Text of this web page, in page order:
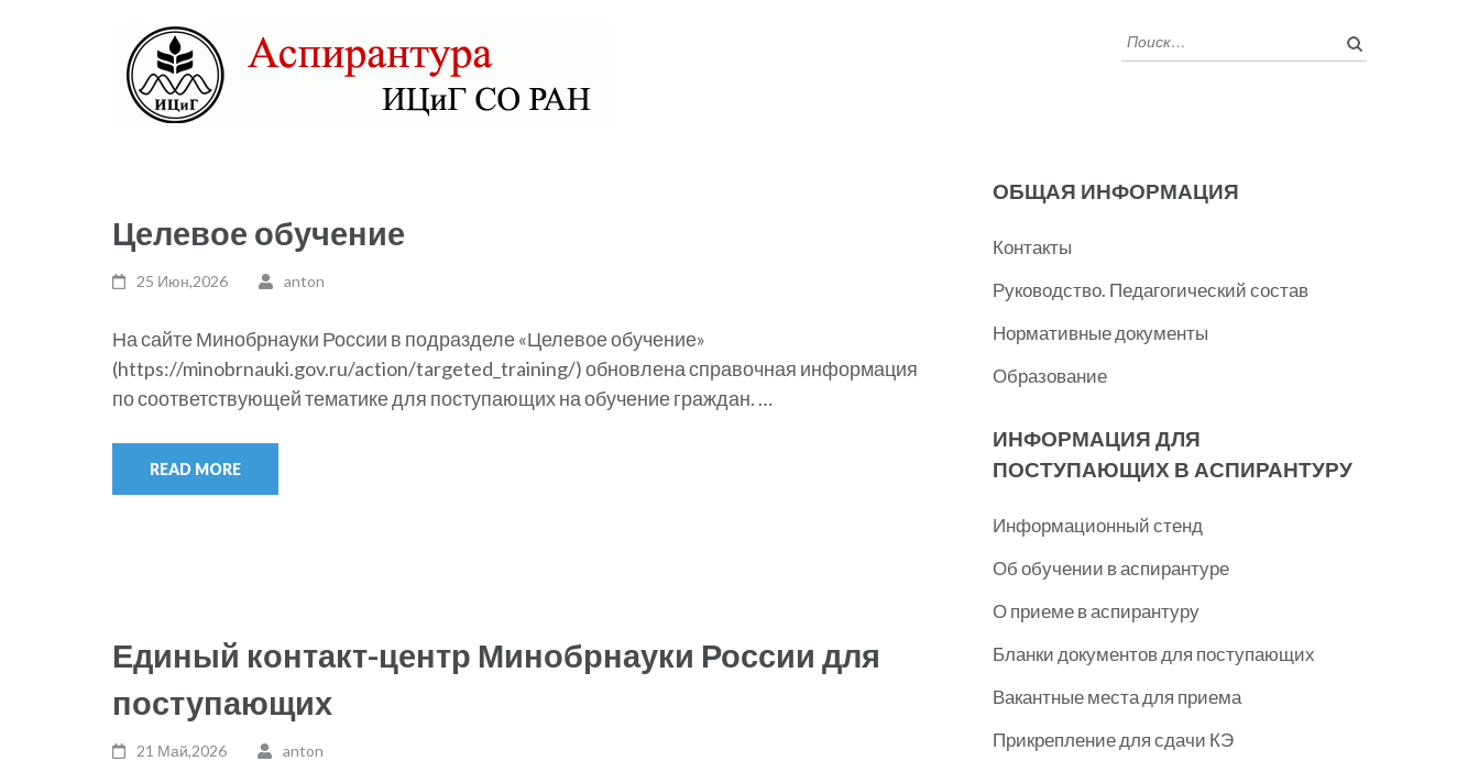
Найти:
Целевое обучение
25 Июн,2026 anton
На сайте Минобрнауки России в подразделе «Целевое обучение»
(https://minobrnauki.gov.ru/action/targeted_training/) обновлена справочная информация
по соответствующей тематике для поступающих на обучение граждан. …
READ MORE
Единый контакт-центр Минобрнауки России для
поступающих
21 Май,2026 anton
ОБЩАЯ ИНФОРМАЦИЯ
Контакты
Руководство. Педагогический состав
Нормативные документы
Образование
ИНФОРМАЦИЯ ДЛЯ
ПОСТУПАЮЩИХ В АСПИРАНТУРУ
Информационный стенд
Об обучении в аспирантуре
О приеме в аспирантуру
Бланки документов для поступающих
Вакантные места для приема
Прикрепление для сдачи КЭ